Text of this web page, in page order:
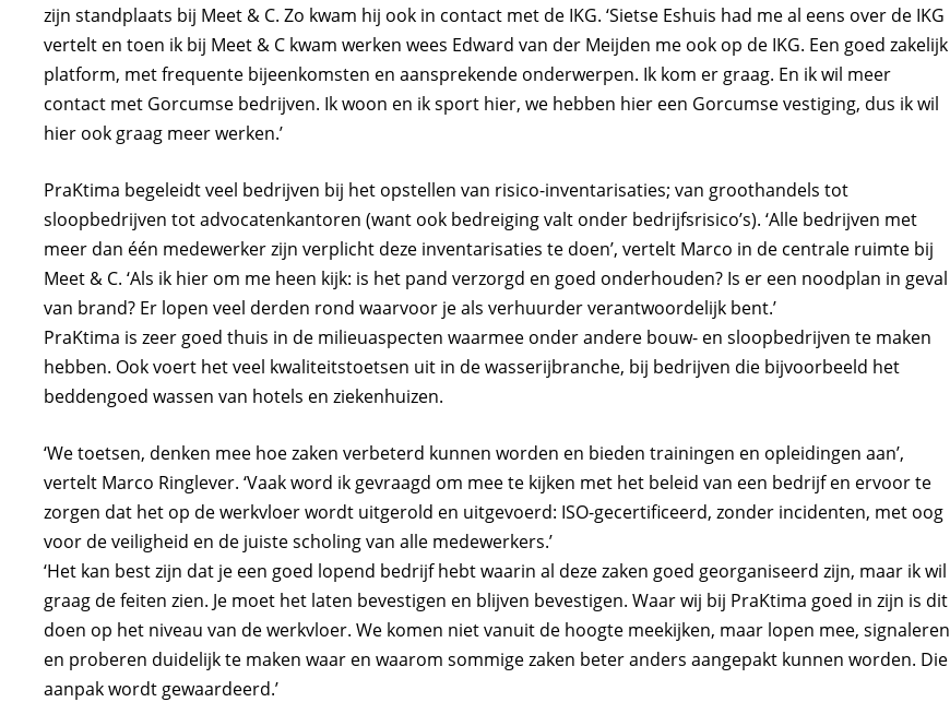
zijn standplaats bij Meet & C. Zo kwam hij ook in contact met de IKG. ‘Sietse Eshuis had me al eens over de IKG
vertelt en toen ik bij Meet & C kwam werken wees Edward van der Meijden me ook op de IKG. Een goed zakelijk
platform, met frequente bijeenkomsten en aansprekende onderwerpen. Ik kom er graag. En ik wil meer
contact met Gorcumse bedrijven. Ik woon en ik sport hier, we hebben hier een Gorcumse vestiging, dus ik wil
hier ook graag meer werken.’
PraKtima begeleidt veel bedrijven bij het opstellen van risico-inventarisaties; van groothandels tot
sloopbedrijven tot advocatenkantoren (want ook bedreiging valt onder bedrijfsrisico’s). ‘Alle bedrijven met
meer dan één medewerker zijn verplicht deze inventarisaties te doen’, vertelt Marco in de centrale ruimte bij
Meet & C. ‘Als ik hier om me heen kijk: is het pand verzorgd en goed onderhouden? Is er een noodplan in geval
van brand? Er lopen veel derden rond waarvoor je als verhuurder verantwoordelijk bent.’
PraKtima is zeer goed thuis in de milieuaspecten waarmee onder andere bouw- en sloopbedrijven te maken
hebben. Ook voert het veel kwaliteitstoetsen uit in de wasserijbranche, bij bedrijven die bijvoorbeeld het
beddengoed wassen van hotels en ziekenhuizen.
‘We toetsen, denken mee hoe zaken verbeterd kunnen worden en bieden trainingen en opleidingen aan’,
vertelt Marco Ringlever. ‘Vaak word ik gevraagd om mee te kijken met het beleid van een bedrijf en ervoor te
zorgen dat het op de werkvloer wordt uitgerold en uitgevoerd: ISO-gecertificeerd, zonder incidenten, met oog
voor de veiligheid en de juiste scholing van alle medewerkers.’
‘Het kan best zijn dat je een goed lopend bedrijf hebt waarin al deze zaken goed georganiseerd zijn, maar ik wil
graag de feiten zien. Je moet het laten bevestigen en blijven bevestigen. Waar wij bij PraKtima goed in zijn is dit
doen op het niveau van de werkvloer. We komen niet vanuit de hoogte meekijken, maar lopen mee, signaleren
en proberen duidelijk te maken waar en waarom sommige zaken beter anders aangepakt kunnen worden. Die
aanpak wordt gewaardeerd.’